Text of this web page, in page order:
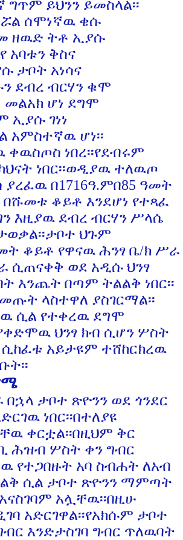
ይህንን ይመስላል፡፡
ቄሱ
ትቶ ኢያሱ
ቅስና
አነሳና
ብርሃን ቁሞ
ሆነ ደግሞ
ገነነ
ሆነ፡፡
ነበረ፡፡የደብሩም
ነበር፡፡ወዲያዉ ተለዉጦ
በ1716ዓ.ምበ85 ዓመት
በሹመቱ ቆይቶ እንደሆነ የተጻፈ
እዚያዉ ደብረ ብርሃን ሥላሴ
ህጉም
ቆይቶ የዋናዉ ሕንፃ ቤ/ክ ሥራ
ሲጠናቀቅ ወደ አዲሱ ህንፃ
እንጨት በጣም ትልልቅ ነበር፡፡
ላስተዋለ ያስገርማል፡፡
ሲል የተቀረዉ ደግሞ
ህንፃ ክብ ሲሆን ሦስት
ሲከፈቱ አይታዩም ተሸከርክረዉ
በኋላ ታቦተ ጽዮንን ወደ ጎንደር
ነበር፡፡በተለያዩ
ቀርቷል፡፡በዚህም ቅር
ሕዝብ ሦስት ቀን ግብር
የተጋበዙት አባ ስብሐት ለአብ
ሲል ታቦተ ጽዮንን ማምጣት
አሏቸዉ፡፡በዚሁ
አድርገዋል፡፡የአክሱም ታቦተ
እንድታስገባ ግብር ጥለዉባት